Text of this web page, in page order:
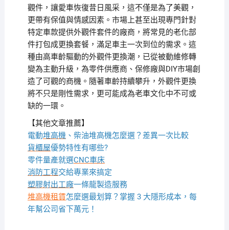
觀件，讓愛車恢復昔日風采，這不僅是為了美觀，
更帶有保值與情感因素。市場上甚至出現專門針對
特定車款提供外觀件套件的廠商，將常見的老化部
件打包成更換套餐，滿足車主一次到位的需求。這
種由高車齡驅動的外觀件更換潮，已從被動維修轉
變為主動升級，為零件供應商、保修廠與DIY市場創
造了可觀的商機。隨著車齡持續攀升，外觀件更換
將不只是剛性需求，更可能成為老車文化中不可或
缺的一環。
【其他文章推薦】
電動堆高機、柴油堆高機怎麼選？差異一次比較
貨櫃屋優勢特性有哪些?
零件量產就選CNC車床
消防工程交給專業來搞定
塑膠射出工廠一條龍製造服務
堆高機租賃怎麼選最划算？掌握 3 大隱形成本，每
年幫公司省下萬元！